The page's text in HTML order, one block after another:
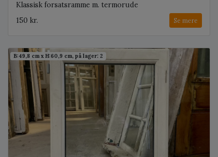
Klassisk forsatsramme m. termorude
150 kr.
Se mere
B:49,8 cm x H:60,9 cm, på lager: 2